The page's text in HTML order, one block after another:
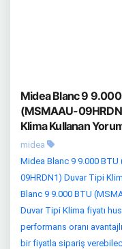
Midea Blanc 9
(MSMAAU-
Klima Kullanan
midea
Midea Blanc 9 9.000 BTU
09HRDN1) Duvar Tipi
Blanc 9 9.000 BTU
Duvar Tipi Klima fiyatı
performans oranı
bir fiyatla sipariş